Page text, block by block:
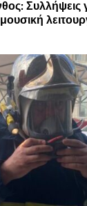
Συλλήψεις